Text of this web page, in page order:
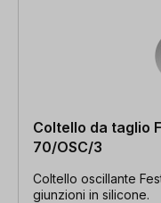
Coltello da taglio
70/OSC/3
Coltello oscillante
giunzioni in silicone.